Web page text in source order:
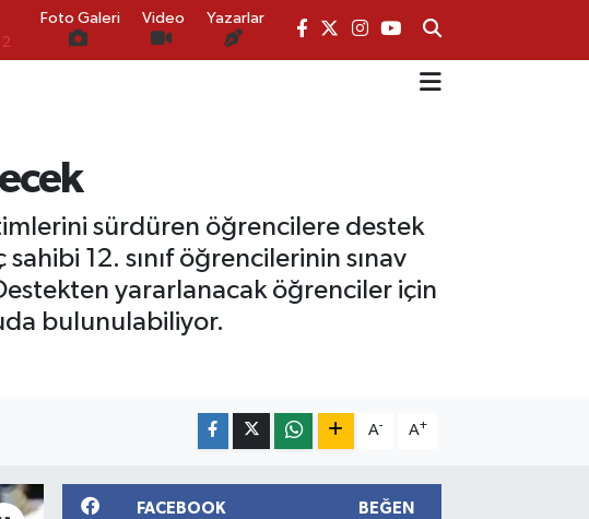
Foto Galeri Video Yazarlar
sürdüren öğrencilere destek
12. sınıf öğrencilerinin sınav
yararlanacak öğrenciler için
bulunulabiliyor.
A- A+
FACEBOOK BEĞEN